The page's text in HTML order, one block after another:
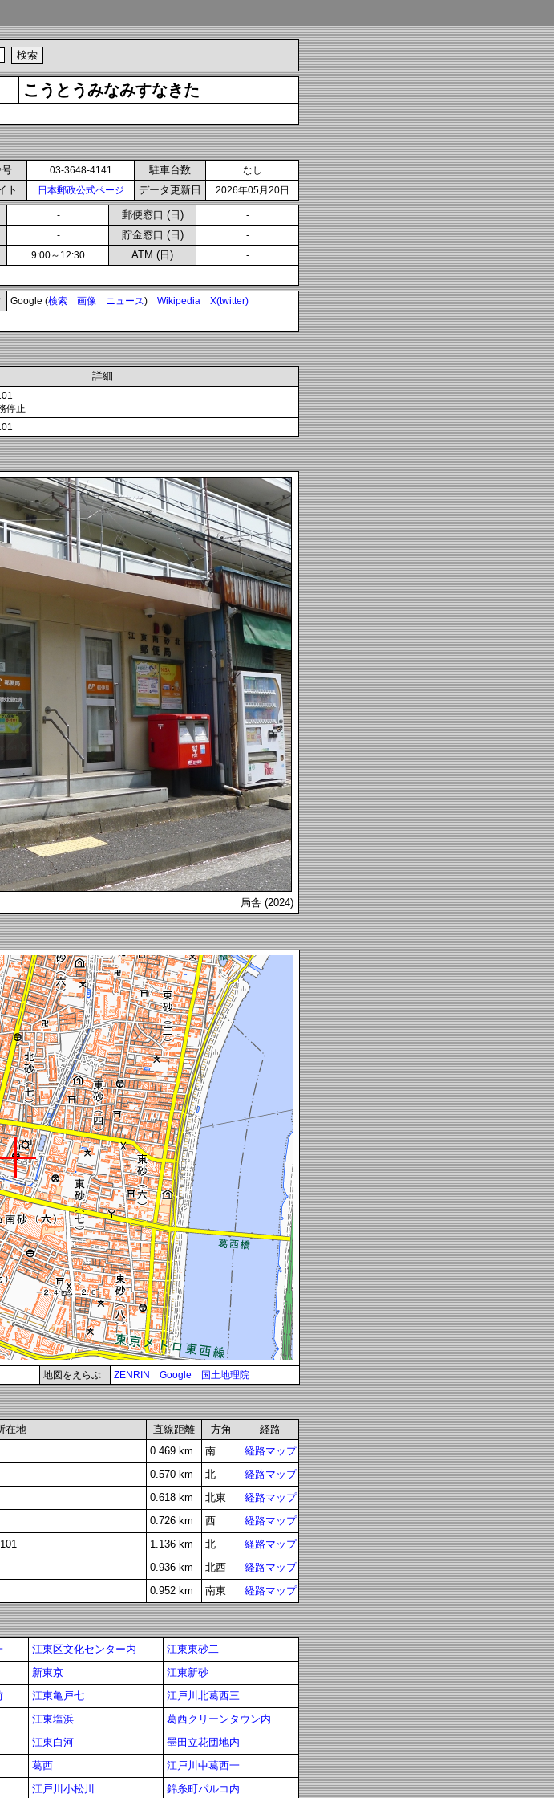
こうとうみなみすなきた
03-3648-4141 駐車台数 なし
ト 日本郵政公式ページ データ更新日 2026年05月20日
- 郵便窓口 (日) -
- 貯金窓口 (日) -
9:00～12:30 ATM (日) -
Google (検索 画像 ニュース) Wikipedia X(twitter)
詳細
停止
局舎 (2024)
地図をえらぶ ZENRIN Google 国土地理院
在地 直線距離 方角
経路
0.469 km 南
経路マップ
0.570 km 北
経路マップ
0.618 km 北東
経路マップ
0.726 km 西
経路マップ
1.136 km 北
経路マップ
0.936 km 北西
経路マップ
0.952 km 南東 経路マップ
江東区文化センター内
江東東砂二
新東京
江東新砂
江東亀戸七
江戸川北葛西三
江東塩浜
葛西クリーンタウン内
江東白河
墨田立花団地内
葛西
江戸川中葛西一
江戸川小松川 錦糸町パルコ内